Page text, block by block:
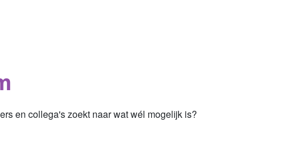
en collega's zoekt naar wat wél mogelijk is?